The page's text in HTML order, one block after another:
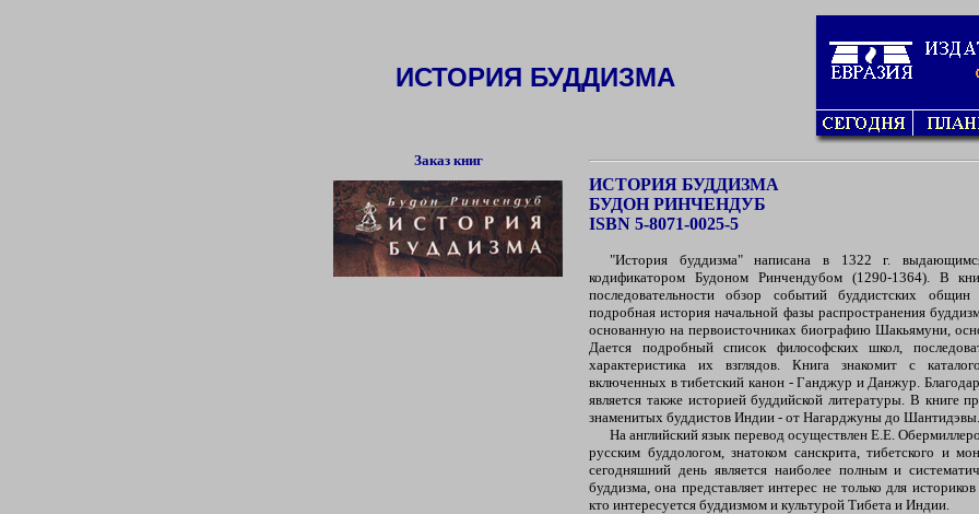
ИСТОРИЯ БУДДИЗМА
Заказ книг
ИСТОРИЯ БУДДИЗМА
БУДОН РИНЧЕНДУБ
ISBN 5-8071-0025-5
"История буддизма" написана в 1322 г.
кодификатором Будоном Ринчендубом (1290-1364). В
последовательности обзор событий буддистских
подробная история начальной фазы распространения
основанную на первоисточниках биографию Шакьямуни,
Дается подробный список философских школ,
характеристика их взглядов. Книга знакомит с
включенных в тибетский канон - Ганджур и Данжур.
является также историей буддийской литературы. В книге
знаменитых буддистов Индии - от Нагарджуны до Шантидэвы.
На английский язык перевод осуществлен Е.Е.
русским буддологом, знатоком санскрита, тибетского и
сегодняшний день является наиболее полным и
буддизма, она представляет интерес не только для
кто интересуется буддизмом и культурой Тибета и Индии.